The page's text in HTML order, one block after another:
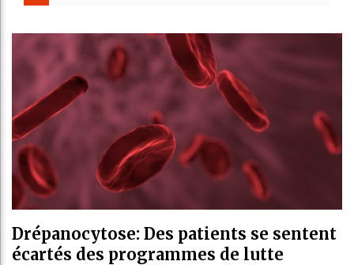
Bénin
Drépanocytose: Des patients se sentent
écartés des programmes de lutte